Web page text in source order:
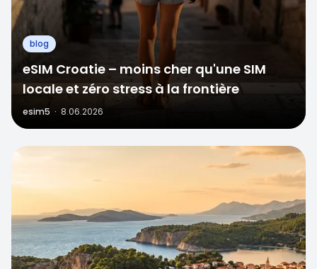
blog
eSIM Croatie – moins cher qu'une SIM
locale et zéro stress à la frontière
esim5 · 8.06.2026